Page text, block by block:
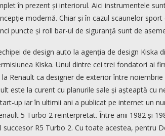
în prezent și interiorul. Aici instrumentele
modernă. Chiar și în cazul scaunelor
puncte și roll bar-ul de siguranță sunt de
de design auto la agenția de design Kiska
Kiska. Unul dintre cei trei fondatori ai
Renault ca designer de exterior între
este la curent cu planurile sale și așteaptă cu
up iar în ultimii ani a publicat pe internet un
5 Turbo 2 reinterpretat. Între anii 1982 și
succesor R5 Turbo 2. Cu toate acestea, pentru